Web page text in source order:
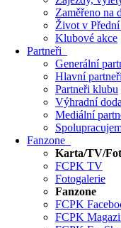
Zaměřeno na
Život v
Klubové akce
Partneři
Generální
Hlavní
Partneři klubu
Výhradní
Mediální
Fanzone
Karta/TV/
FCPK TV
Fotogalerie
Fanzone
FCPK
FCPK